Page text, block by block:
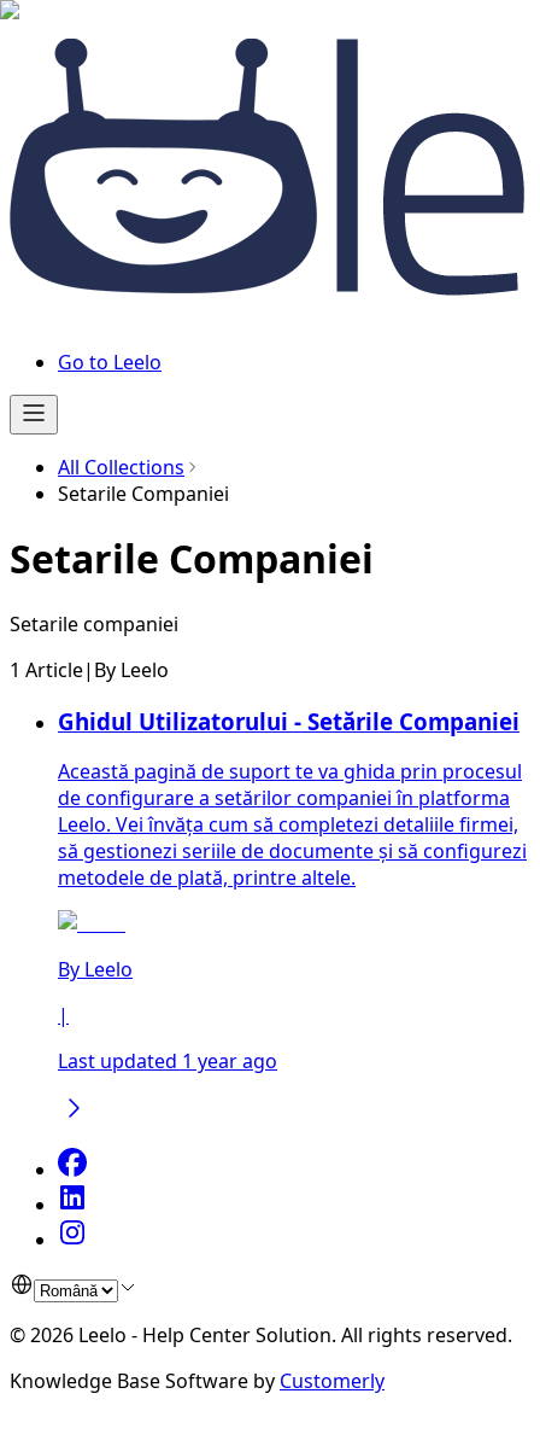
Go to Leelo
All Collections
Setarile Companiei
Setarile Companiei
Setarile companiei
1 Article| By Leelo
Ghidul Utilizatorului - Setările Companiei
Această pagină de suport te va ghida prin procesul
de configurare a setărilor companiei în platforma
Leelo. Vei învăța cum să completezi detaliile firmei,
să gestionezi seriile de documente și să configurezi
metodele de plată, printre altele.
By Leelo
|
Last updated 1 year ago
©2026 Leelo - Help Center Solution. All rights reserved.
Knowledge Base Software by Customerly